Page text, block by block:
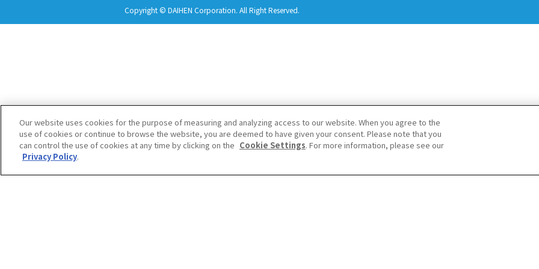
Copyright © DAIHEN Corporation. All Right Reserved.
Our website uses cookies for the purpose of measuring and analyzing access to our website. When you agree to the
use of cookies or continue to browse the website, you are deemed to have given your consent. Please note that you
can control the use of cookies at any time by clicking on the Cookie Settings. For more information, please see our
Privacy Policy.